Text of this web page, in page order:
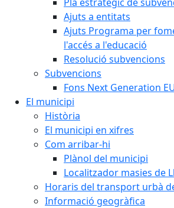
Ajuts a entitats
Ajuts Programa per
l'accés a l'educació
Resolució subvencions
Subvencions
Fons Next Generation
El municipi
Història
El municipi en xifres
Com arribar-hi
Plànol del municipi
Localitzador masies de
Horaris del transport urbà
Informació geogràfica